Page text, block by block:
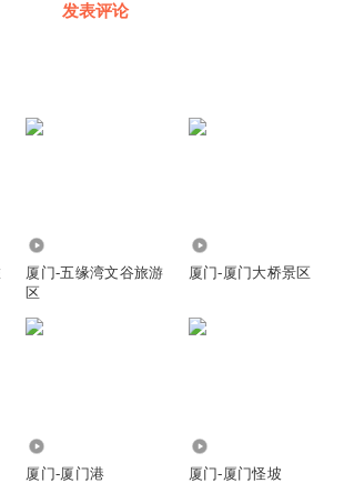
发表评论
厦门-五缘湾文谷旅游
区
厦门-厦门大桥景区
厦门-厦门港 厦门-厦门怪坡